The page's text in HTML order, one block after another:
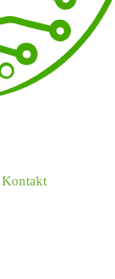
Kontakt